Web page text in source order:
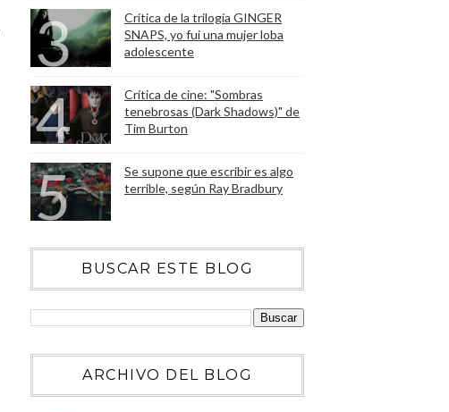
Crítica de la trilogía GINGER
SNAPS, yo fui una mujer loba
adolescente
Crítica de cine: "Sombras
tenebrosas (Dark Shadows)" de
Tim Burton
Se supone que escribir es algo
terrible, según Ray Bradbury
BUSCAR ESTE BLOG
ARCHIVO DEL BLOG